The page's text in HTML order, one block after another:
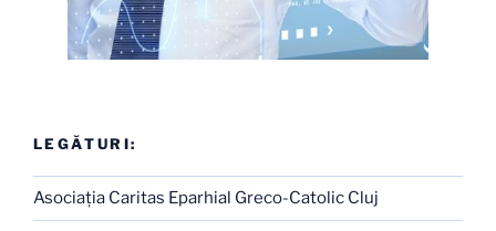
LEGĂTURI:
Asociaţia Caritas Eparhial Greco-Catolic Cluj